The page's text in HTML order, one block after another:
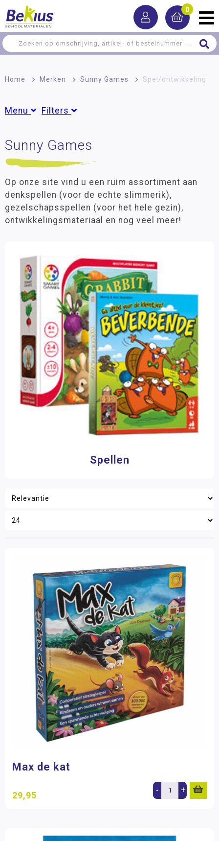
0
Home > Merken > Sunny Games > Spel/ontwikkeling
Menu Filters
Spellen
Meer-/hoog­begaafdheid
Groepen
Groep 1
Groep 2(10)
Groep 3 (12)
Groep 4 (13)
Groep 5(15)
Groep 6(15)
Groep 7
Leeftijd
3 - 6 jaar(10)
6 - 9 jaar(16)
9 - 12 jaar(16)
12 jaar > (8)
Materiaalkeuze
Spellen(18)
(17)
Speelduur
Filter op prijs
Sunny Games
Op onze site vind u een ruim assortiment aan
denkspellen (voor de echte slimmerik),
gezelschapsspellen (voor het hele gezin),
ontwikkelingsmateriaal en nog veel meer!
Spellen
Max de kat
29,95 - +